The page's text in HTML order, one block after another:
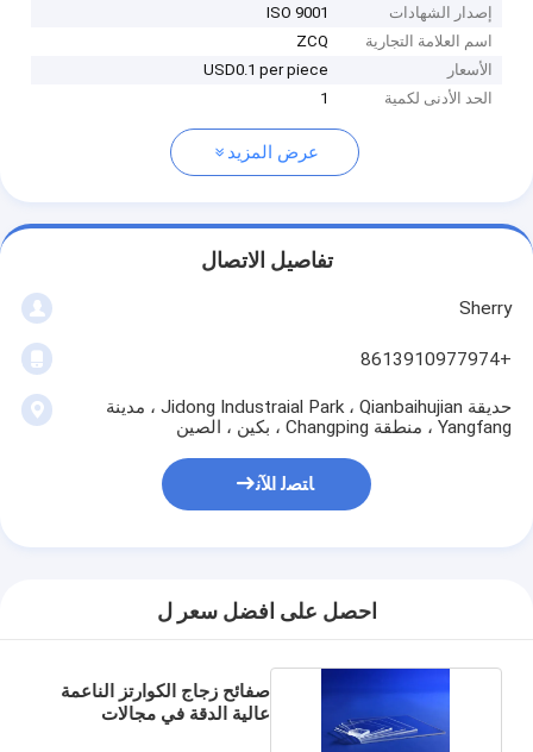
إصدار الشهادات
ISO 9001
اسم العلامة التجارية
ZCQ
الأسعار
USD0.1 per piece
الحد الأدنى لكمية
1
عرض المزيد
تفاصيل الاتصال
Sherry
+8613910977974
حديقة Jidong Industraial Park ، Qianbaihujian ، مدينة
Yangfang ، منطقة Changping ، بكين ، الصين
ﺎﺘﺼﻟ ﺍﻶﻧ
احصل على افضل سعر ل
صفائح زجاج الكوارتز الناعمة
عالية الدقة في مجالات